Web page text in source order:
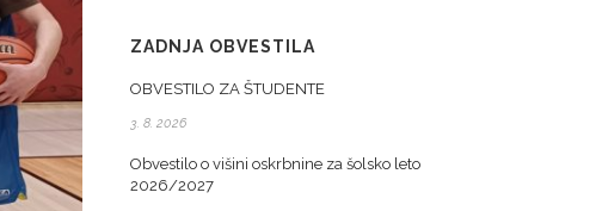
ZADNJA OBVESTILA
OBVESTILO ZA ŠTUDENTE
3. 8. 2026
Obvestilo o višini oskrbnine za šolsko leto
2026/2027